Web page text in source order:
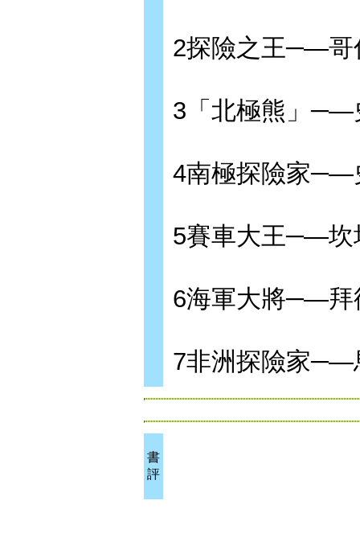
2探險之王─—哥
3「北極熊」─—
4南極探險家─—
5賽車大王─—坎
6海軍大將─—拜
7非洲探險家─—
書
評